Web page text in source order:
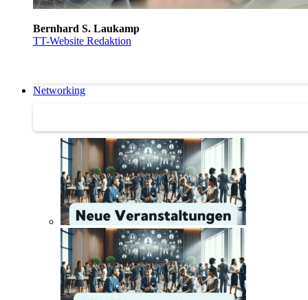
Bernhard S. Laukamp
TT-Website Redaktion
Networking